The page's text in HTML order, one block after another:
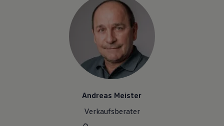
Andreas Meister
Verkaufsberater